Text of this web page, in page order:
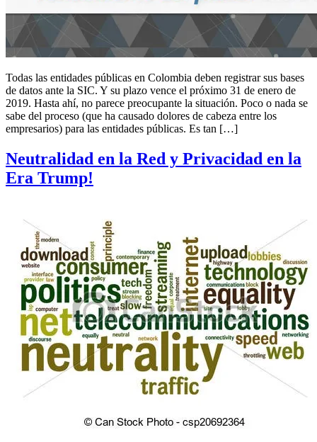
Todas las entidades públicas en Colombia deben registrar sus bases
de datos ante la SIC. Y su plazo vence el próximo 31 de enero de
2019. Hasta ahí, no parece preocupante la situación. Poco o nada se
sabe del proceso (que ha causado dolores de cabeza entre los
empresarios) para las entidades públicas. Es tan […]
Neutralidad en la Red y Privacidad en la
Era Trump!